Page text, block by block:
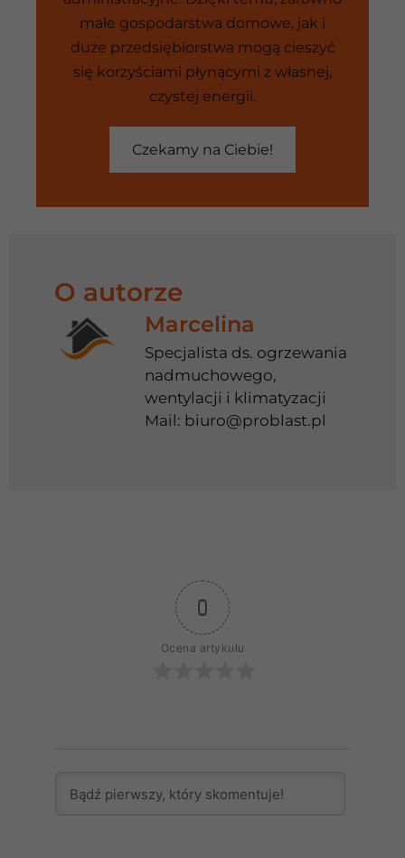
małe gospodarstwa domowe, jak i
duże przedsiębiorstwa mogą cieszyć
się korzyściami płynącymi z własnej,
czystej energii.
Czekamy na Ciebie!
O autorze
Marcelina
Specjalista ds. ogrzewania
nadmuchowego,
wentylacji i klimatyzacji
Mail: biuro@problast.pl
0
Ocena artykułu